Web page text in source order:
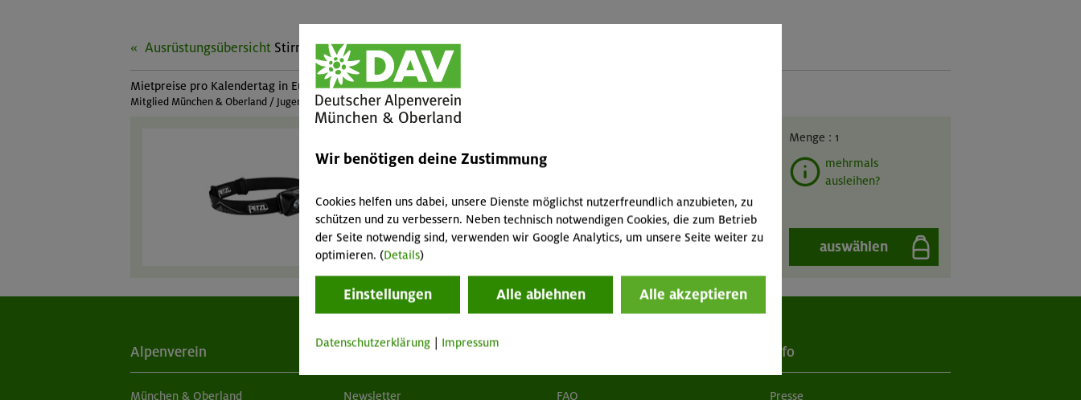
Ausrüstungsübersicht Stirnlampe
Mietpreise pro Kalendertag in Euro:
Mitglied München & Oberland / Jugendmitglied München & Oberland (<18 Jahre) / Nichtmitglied
1 / 0,5 / 2 € pro Tag
Menge : 1
mehrmals
ausleihen?
auswählen
Alpenverein
München & Oberland
Aktuelles
Newsletter FAQ
Info
Presse
Wir benötigen deine Zustimmung
Cookies helfen uns dabei, unsere Dienste möglichst nutzerfreundlich anzubieten, zu
schützen und zu verbessern. Neben technisch notwendigen Cookies, die zum Betrieb
der Seite notwendig sind, verwenden wir Google Analytics, um unsere Seite weiter zu
optimieren. (Details)
Einstellungen Alle ablehnen Alle akzeptieren
Datenschutzerklärung Impressum